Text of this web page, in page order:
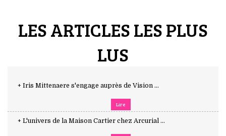
LES ARTICLES LES PLUS
LUS
+ Iris Mittenaere s'engage auprès de Vision ...
Lire
+ L'univers de la Maison Cartier chez Arcurial ...